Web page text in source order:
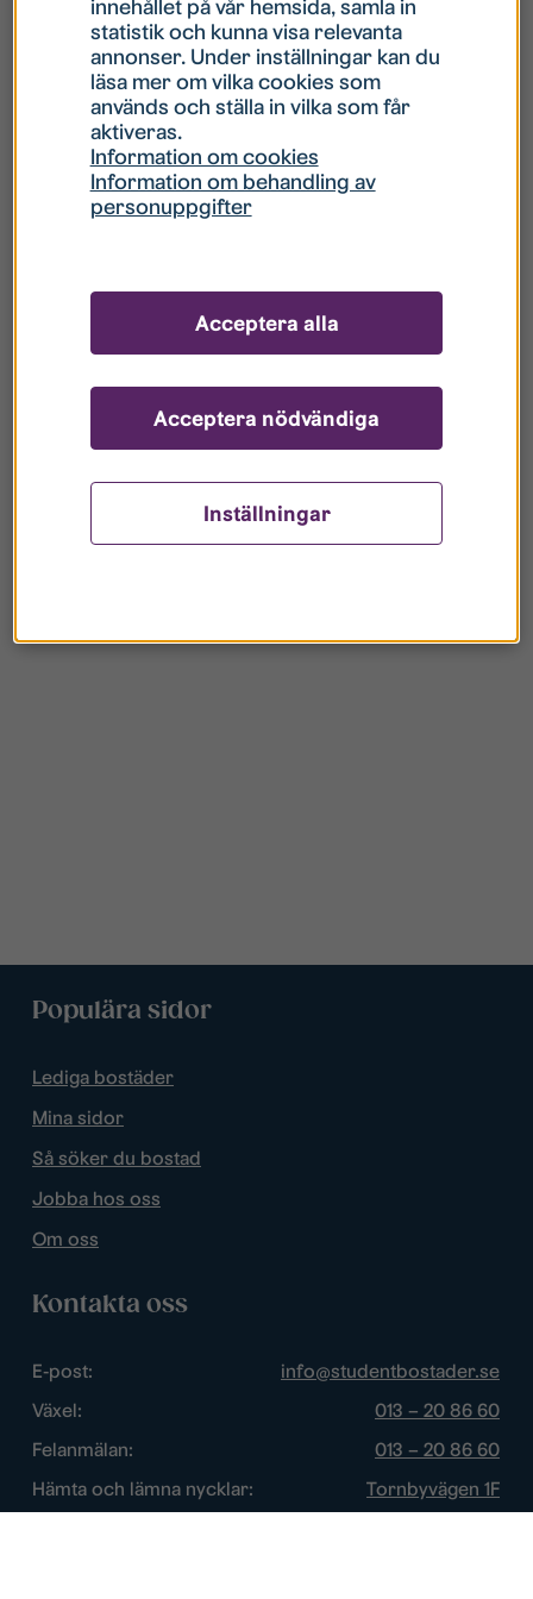
Hur gör jag om mitt konto är låst?
Hur gör jag när jag glömt mitt lösenord?
Vad innebär Gästkonto/Gästanvändare?
Populära sidor
Lediga bostäder
Mina sidor
Så söker du bostad
Jobba hos oss
Om oss
Kontakta oss
E-post:
info@studentbostader.se
Växel:
013 – 20 86 60
Felanmälan:
013 – 20 86 60
Hämta och lämna nycklar:
Tornbyvägen 1F
innehållet på vår hemsida, samla in
statistik och kunna visa relevanta
annonser. Under inställningar kan du
läsa mer om vilka cookies som
används och ställa in vilka som får
aktiveras.
Information om cookies
Information om behandling av
personuppgifter
Inställningar
Acceptera nödvändiga
Acceptera alla